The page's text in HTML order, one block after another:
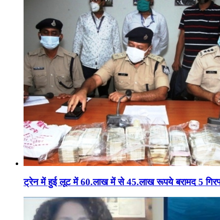
ट्रेन में हुई लूट में 60.लाख में से 45.लाख रूपये बरामद 5